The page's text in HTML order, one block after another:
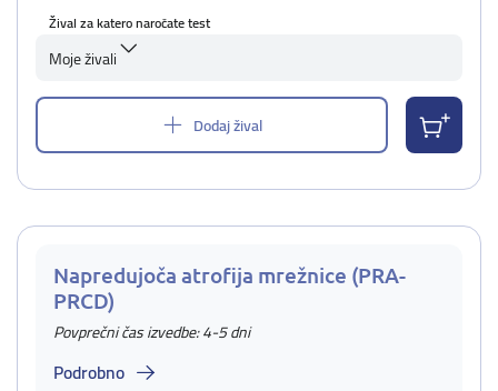
Žival za katero naročate test
Moje živali
Dodaj žival
Napredujoča atrofija mrežnice (PRA-
PRCD)
Povprečni čas izvedbe: 4-5 dni
Podrobno